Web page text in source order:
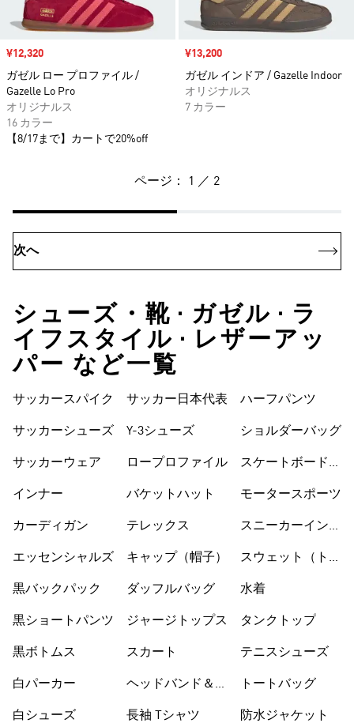
セール価格
¥12,320
ガゼル ロー プロファイル /
Gazelle Lo Pro
オリジナルス
16 カラー
【8/17まで】カートで20%off
セール価格
¥13,200
ガゼル インドア / Gazelle Indoor
オリジナルス
7 カラー
ページ： 1 ／ 2
次へ
シューズ・靴 • ガゼル • ラ
イフスタイル • レザーアッ
パー など一覧
サッカースパイク
サッカーシューズ
サッカーウェア
インナー
カーディガン
エッセンシャルズ
黒バックパック
黒ショートパンツ
黒ボトムス
白パーカー
白シューズ
サッカー日本代表
Y-3シューズ
ロープロファイル
バケットハット
テレックス
キャップ（帽子）
ダッフルバッグ
ジャージトップス
スカート
ヘッドバンド＆バ
長袖 Tシャツ
ハーフパンツ
ショルダーバッグ
スケートボードシ
モータースポーツ
スニーカーインソ
スウェット（トレ
水着
タンクトップ
テニスシューズ
トートバッグ
防水ジャケット